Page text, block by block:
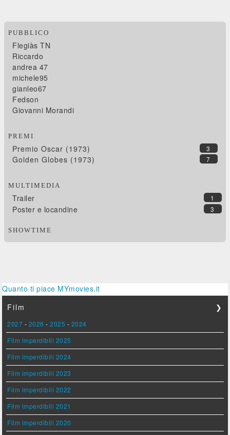
PUBBLICO
Flegiàs TN
Riccardo
andrea 47
michele95
gianleo67
Fedson
Giovanni Morandi
PREMI
3
Premio Oscar (1973)
7
Golden Globes (1973)
MULTIMEDIA
1
Trailer
3
Poster e locandine
SHOWTIME
Quanto ti piace MYmovies.it
Film
❯
2027 - 2026 -2025 - 2024
Film imperdibili 2025
Film imperdibili 2024
Film imperdibili 2023
Film imperdibili 2022
Film imperdibili 2021
Film imperdibili 2020